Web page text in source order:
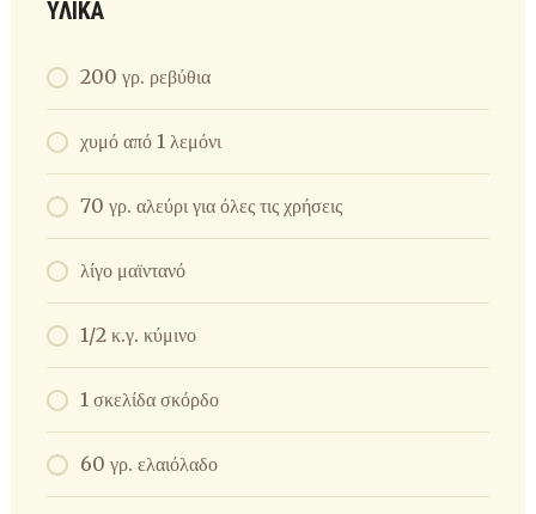
ΥΛΙΚΑ
200 γρ. ρεβύθια
χυμό από 1 λεμόνι
70 γρ. αλεύρι για όλες τις χρήσεις
λίγο μαϊντανό
1/2 κ.γ. κύμινο
1 σκελίδα σκόρδο
60 γρ. ελαιόλαδο